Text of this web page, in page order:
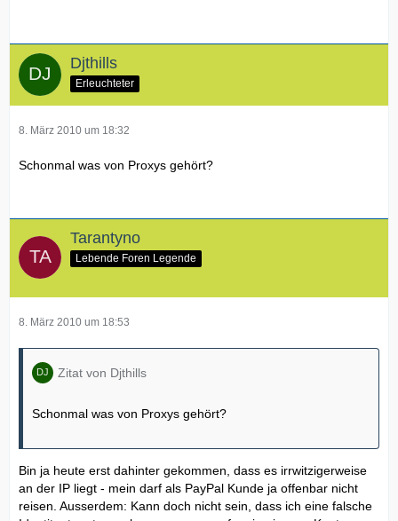
Djthills
Erleuchteter
8. März 2010 um 18:32
Schonmal was von Proxys gehört?
Tarantyno
Lebende Foren Legende
8. März 2010 um 18:53
Zitat von Djthills
Schonmal was von Proxys gehört?
Bin ja heute erst dahinter gekommen, dass es irrwitzigerweise
an der IP liegt - mein darf als PayPal Kunde ja offenbar nicht
reisen. Ausserdem: Kann doch nicht sein, dass ich eine falsche